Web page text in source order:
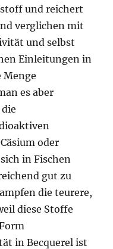
und reichert
verglichen mit
und selbst
Einleitungen in
Menge
es aber
oder
in Fischen
gut zu
die teurere,
diese Stoffe
in Becquerel ist